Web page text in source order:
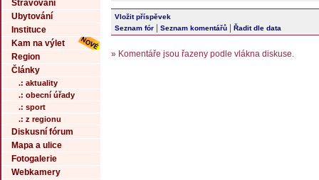
Stravování
Ubytování
Instituce
Kam na výlet
Region
Články
.: aktuality
.: obecní úřady
.: sport
.: z regionu
Diskusní fórum
Mapa a ulice
Fotogalerie
Webkamery
Vložit příspěvek
Seznam fór | Seznam komentářů | Řadit dle data
» Komentáře jsou řazeny podle vlákna diskuse.